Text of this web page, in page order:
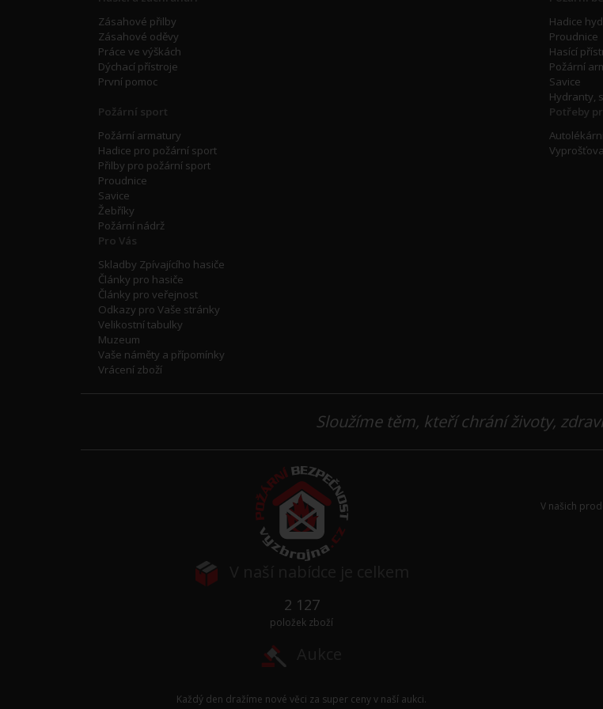
Zásahové přilby
Zásahové oděvy
Práce ve výškách
Dýchací přístroje
První pomoc
Hadice
Proudnice
Hasící
Požární
Savice
Hydranty,
Požární sport
Požární armatury
Hadice pro požární sport
Přilby pro požární sport
Proudnice
Savice
Žebříky
Požární nádrž
Potřeby
Pro Vás
Skladby Zpívajícího hasiče
Články pro hasiče
Články pro veřejnost
Odkazy pro Vaše stránky
Velikostní tabulky
Muzeum
Vaše náměty a přípomínky
Vrácení zboží
Sloužíme těm, kteří chrání životy,
V našich
2 127
položek zboží
Každý den dražíme nové věci za super ceny v naší aukci.